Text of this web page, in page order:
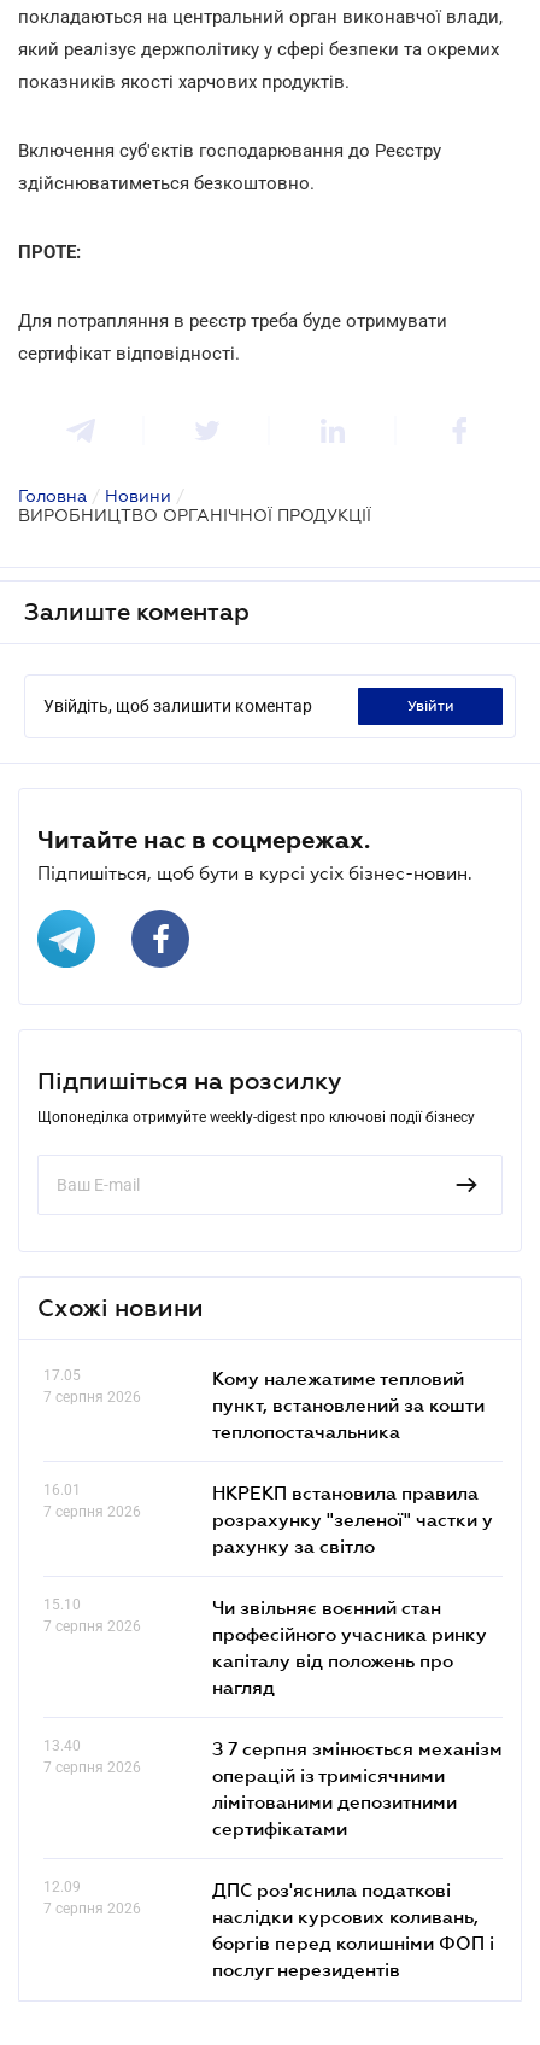
покладаються на центральний орган виконавчої влади,
який реалізує держполітику у сфері безпеки та окремих
показників якості харчових продуктів.
Включення суб'єктів господарювання до Реєстру
здійснюватиметься безкоштовно.
ПРОТЕ:
Для потрапляння в реєстр треба буде отримувати
сертифікат відповідності.
Головна / Новини /
ВИРОБНИЦТВО ОРГАНІЧНОЇ ПРОДУКЦІЇ
Залиште коментар
Увійдіть, щоб залишити коментар увійти
Читайте нас в соцмережах.
Підпишіться, щоб бути в курсі усіх бізнес-новин.
Підпишіться на розсилку
Щопонеділка отримуйте weekly-digest про ключові події бізнесу
Схожі новини
17.05
7 серпня 2026
Кому належатиме тепловий
пункт, встановлений за кошти
теплопостачальника
16.01
7 серпня 2026
НКРЕКП встановила правила
розрахунку "зеленої" частки у
рахунку за світло
15.10
7 серпня 2026
Чи звільняє воєнний стан
професійного учасника ринку
капіталу від положень про
нагляд
13.40
7 серпня 2026
З 7 серпня змінюється механізм
операцій із тримісячними
лімітованими депозитними
сертифікатами
12.09
7 серпня 2026
ДПС роз'яснила податкові
наслідки курсових коливань,
боргів перед колишніми ФОП і
послуг нерезидентів